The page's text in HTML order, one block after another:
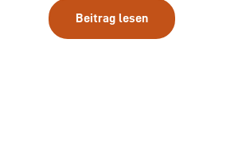
Beitrag lesen